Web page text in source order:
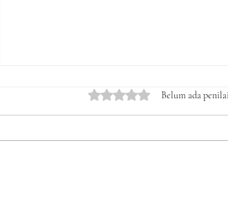
Dinilai 0 dari 5 bintang.
Belum ada